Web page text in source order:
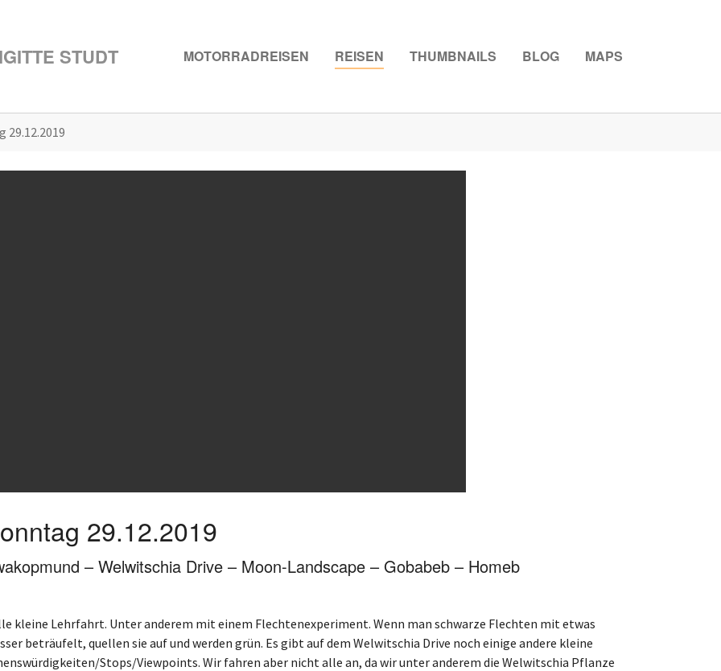
STUDT MOTORRADREISEN REISEN THUMBNAILS BLOG MAPS
29.12.2019
29.12.2019
– Welwitschia Drive – Moon-Landscape – Gobabeb – Homeb
kleine Lehrfahrt. Unter anderem mit einem Flechtenexperiment. Wenn man schwarze Flechten mit etwas
beträufelt, quellen sie auf und werden grün. Es gibt auf dem Welwitschia Drive noch einige andere kleine
Stops/Viewpoints. Wir fahren aber nicht alle an, da wir unter anderem die Welwitschia Pflanze